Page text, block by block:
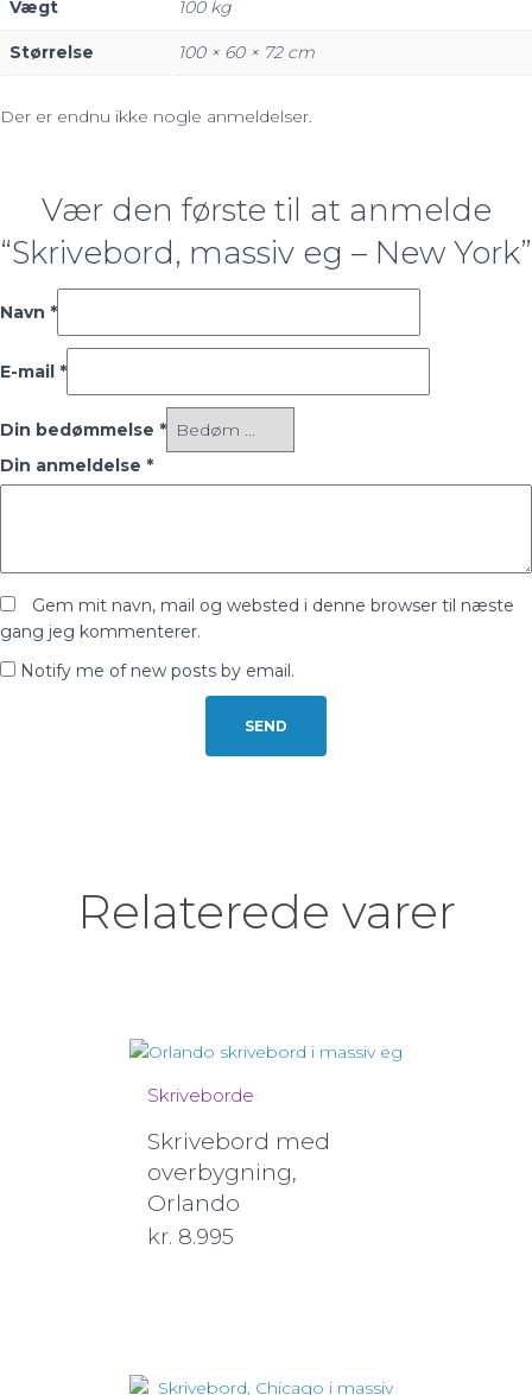
Vægt 100 kg
Størrelse 100 × 60 × 72 cm
Der er endnu ikke nogle anmeldelser.
Vær den første til at anmelde
“Skrivebord, massiv eg – New York”
Navn *
E-mail *
Din bedømmelse *
Din anmeldelse *
Gem mit navn, mail og websted i denne browser til næste
gang jeg kommenterer.
Notify me of new posts by email.
Relaterede varer
Skriveborde
Skrivebord med
overbygning,
Orlando
kr. 8.995